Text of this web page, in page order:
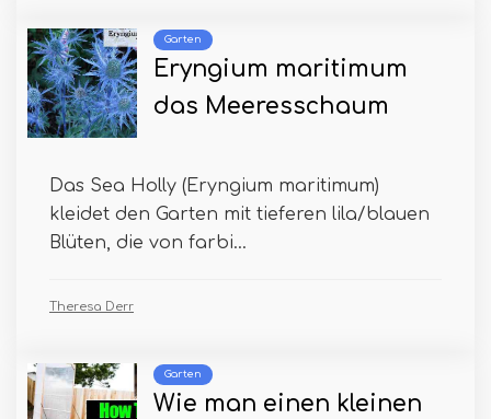
Garten
Eryngium maritimum
das Meeresschaum
Das Sea Holly (Eryngium maritimum)
kleidet den Garten mit tieferen lila/blauen
Blüten, die von farbi...
Theresa Derr
Garten
Wie man einen kleinen